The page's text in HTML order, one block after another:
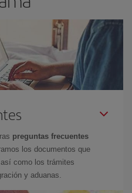
preguntas frecuentes
los documentos que
como los trámites
y aduanas.